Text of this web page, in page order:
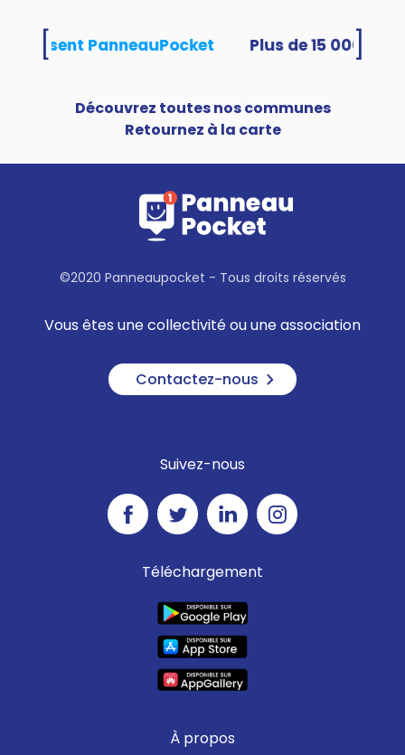
utilisent PanneauPocket
Découvrez toutes nos communes
Retournez à la carte
©2020 Panneaupocket - Tous droits réservés
Vous êtes une collectivité ou une association
Contactez-nous
Suivez-nous
Téléchargement
À propos